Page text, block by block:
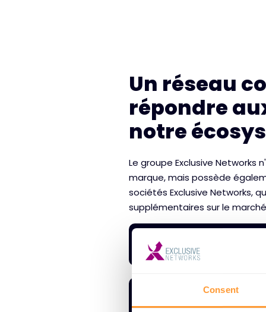
Consent
Un réseau
répondre
notre
Le groupe Exclusive Networks
marque, mais possède
sociétés Exclusive Networks,
supplémentaires sur le
Ignition
Nuaware